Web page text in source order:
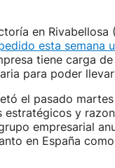
en Rivabellosa
esta semana
tiene carga
para poder
el pasado
y
empresarial
en España